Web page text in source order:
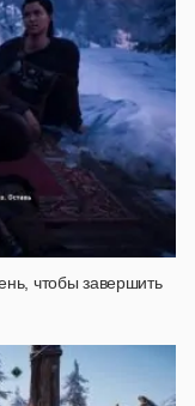
чтобы завершить